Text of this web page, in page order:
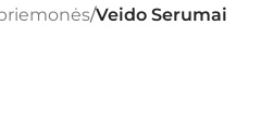
Veido Serumai